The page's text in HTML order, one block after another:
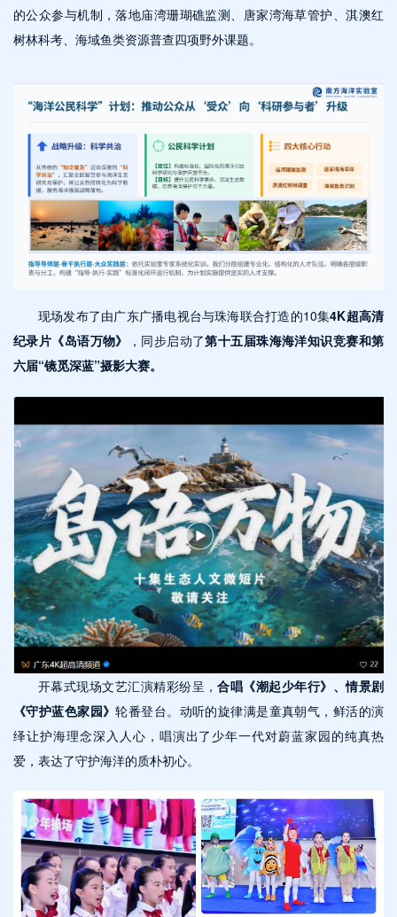
的公众参与机制，落地庙湾珊瑚礁监测、唐家湾海草管护、淇澳红
树林科考、海域鱼类资源普查四项野外课题。
现场发布了由广东广播电视台与珠海联合打造的10集4K超高清
纪录片《岛语万物》
，同步启动了第十五届珠海海洋知识竞赛和第
六届“镜觅深蓝”摄影大赛。
开幕式现场文艺汇演精彩纷呈，合唱《潮起少年行》、情景剧
《守护蓝色家园》轮番登台。动听的旋律满是童真朝气，鲜活的演
绎让护海理念深入人心，唱演出了少年一代对蔚蓝家园的纯真热
爱，表达了守护海洋的质朴初心。